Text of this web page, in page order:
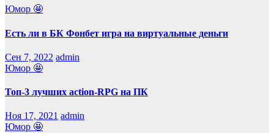
Юмор 🤩
Есть ли в БК Фонбет игра на виртуальные деньги
Сен 7, 2022 admin
Юмор 🤩
Топ-3 лучших action-RPG на ПК
Ноя 17, 2021 admin
Юмор 🤩